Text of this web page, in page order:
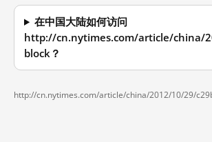
在中国大陆如何访问
http://cn.nytimes.com/article/china/
block？
http://cn.nytimes.com/article/china/2012/10/29/